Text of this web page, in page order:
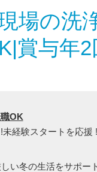
場の洗
賞与年
OK
未経験スタートを応援 !
しい冬の生活をサポー